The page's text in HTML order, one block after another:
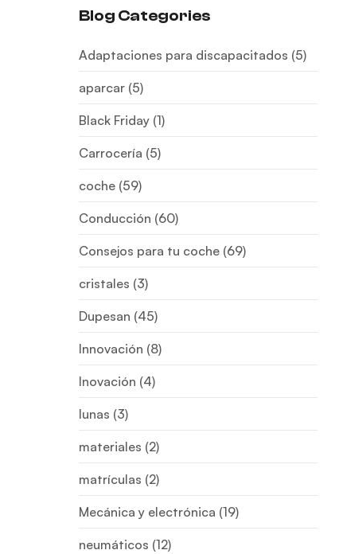
Blog Categories
Adaptaciones para discapacitados (5)
aparcar (5)
Black Friday (1)
Carrocería (5)
coche (59)
Conducción (60)
Consejos para tu coche (69)
cristales (3)
Dupesan (45)
Innovación (8)
Inovación (4)
lunas (3)
materiales (2)
matrículas (2)
Mecánica y electrónica (19)
neumáticos (12)